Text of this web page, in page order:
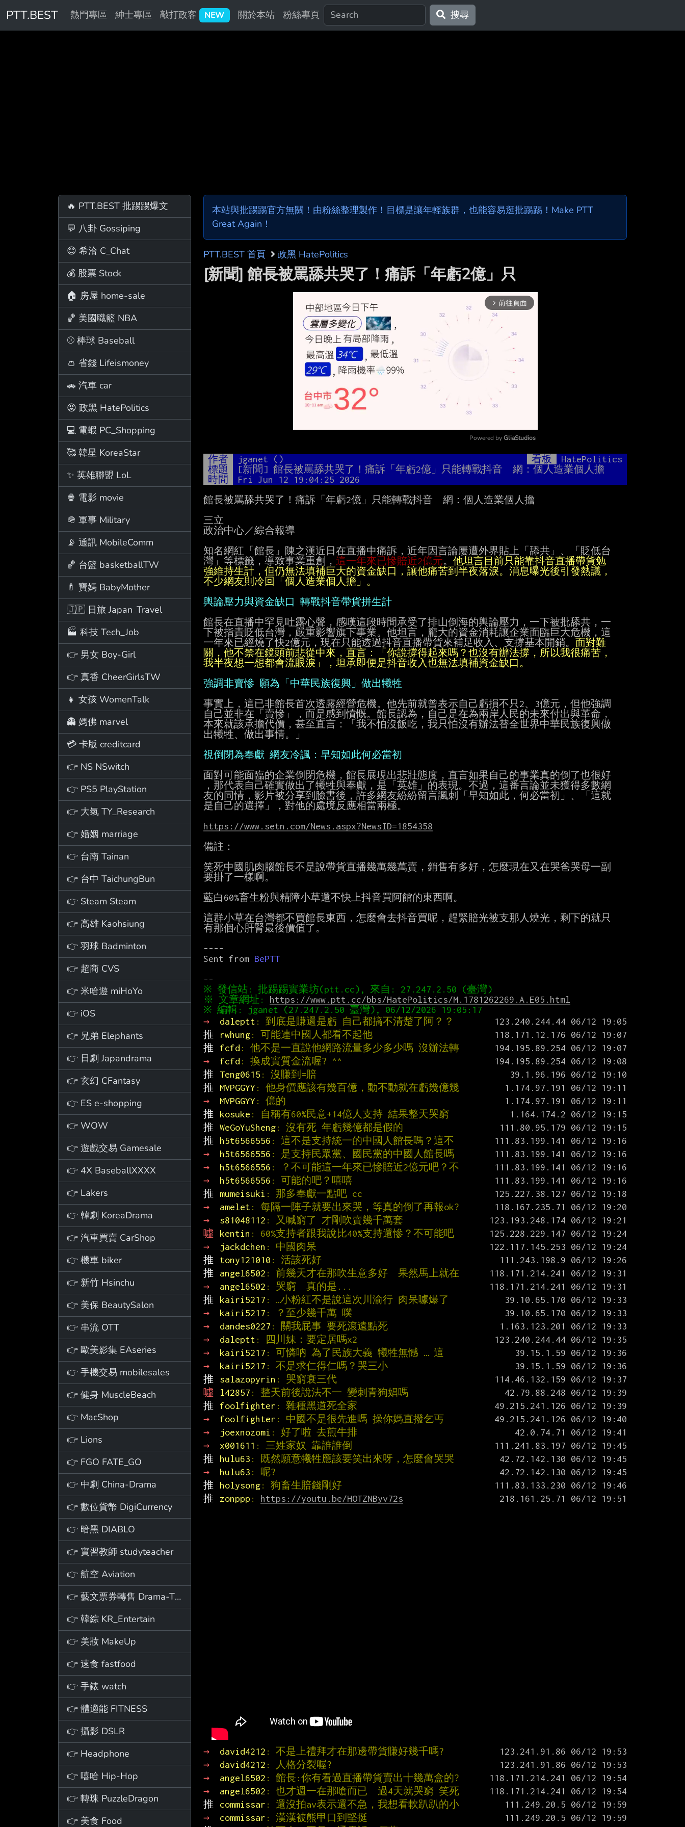
PTT.BEST 熱門專區 紳士專區 敲打政客 NEW 關於本站 粉絲專頁 搜尋
🔥 PTT.BEST 批踢踢爆文
💬 八卦 Gossiping
😊 希洽 C_Chat
💰 股票 Stock
🏠 房屋 home-sale
🏀 美國職籃 NBA
⚾ 棒球 Baseball
👛 省錢 Lifeismoney
🚗 汽車 car
😡 政黑 HatePolitics
💻 電蝦 PC_Shopping
🥰 韓星 KoreaStar
✨ 英雄聯盟 LoL
🍿 電影 movie
🪖 軍事 Military
📡 通訊 MobileComm
🏀 台籃 basketballTW
🍼 寶媽 BabyMother
🇯🇵 日旅 Japan_Travel
🏭 科技 Tech_Job
👉 男女 Boy-Girl
👉 真香 CheerGirlsTW
👧 女孩 WomenTalk
👻 媽佛 marvel
💳 卡版 creditcard
👉 NS NSwitch
👉 PS5 PlayStation
👉 大氣 TY_Research
👉 婚姻 marriage
👉 台南 Tainan
👉 台中 TaichungBun
👉 Steam Steam
👉 高雄 Kaohsiung
👉 羽球 Badminton
👉 超商 CVS
👉 米哈遊 miHoYo
👉 iOS
👉 兄弟 Elephants
👉 日劇 Japandrama
👉 玄幻 CFantasy
👉 ES e-shopping
👉 WOW
👉 遊戲交易 Gamesale
👉 4X BaseballXXXX
👉 Lakers
👉 韓劇 KoreaDrama
👉 汽車買賣 CarShop
👉 機車 biker
👉 新竹 Hsinchu
👉 美保 BeautySalon
👉 串流 OTT
👉 歐美影集 EAseries
👉 手機交易 mobilesales
👉 健身 MuscleBeach
👉 MacShop
👉 Lions
👉 FGO FATE_GO
👉 中劇 China-Drama
👉 數位貨幣 DigiCurrency
👉 暗黑 DIABLO
👉 實習教師 studyteacher
👉 航空 Aviation
👉 藝文票券轉售 Drama-Ticket
👉 韓綜 KR_Entertain
👉 美妝 MakeUp
👉 速食 fastfood
👉 手錶 watch
👉 體適能 FITNESS
👉 攝影 DSLR
👉 Headphone
👉 嘻哈 Hip-Hop
👉 轉珠 PuzzleDragon
👉 美食 Food
本站與批踢踢官方無關！由粉絲整理製作！目標是讓年輕族群，也能容易逛批踢踢！Make PTT
Great Again！
PTT.BEST 首頁 政黑 HatePolitics
[新聞] 館長被罵舔共哭了！痛訴「年虧2億」只
arrow_forward_ios 前往頁面
Mute
Powered by GliaStudios
作者 jganet () 看板
HatePolitics
標題
[新聞] 館長被罵舔共哭了！痛訴「年虧2億」只能轉戰抖音　網：個人造業個人擔
時間
Fri Jun 12 19:04:25 2026
館長被罵舔共哭了！痛訴「年虧2億」只能轉戰抖音　網：個人造業個人擔
三立
政治中心／綜合報導
知名網紅「館長」陳之漢近日在直播中痛訴，近年因言論屢遭外界貼上「舔共」、「貶低台
灣」等標籤，導致事業重創， 這一年來已慘賠近2億元。 他坦言目前只能靠抖音直播帶貨勉
不少網友則冷回「個人造業個人擔」。
輿論壓力與資金缺口 轉戰抖音帶貨拼生計
館長在直播中罕見吐露心聲，感嘆這段時間承受了排山倒海的輿論壓力，一下被批舔共，一
下被指責貶低台灣，嚴重影響旗下事業。他坦言，龐大的資金消耗讓企業面臨巨大危機，這
一年來已經燒了快2億元，現在只能透過抖音直播帶貨來補足收入、支撐基本開銷。 面對難
我半夜想一想都會流眼淚」，坦承即便是抖音收入也無法填補資金缺口。
強調非賣慘 願為「中華民族復興」做出犧牲
事實上，這已非館長首次透露經營危機。他先前就曾表示自己虧損不只2、3億元，但他強調
自己並非在「賣慘」，而是感到憤慨。館長認為，自己是在為兩岸人民的未來付出與革命，
本來就該承擔代價，甚至直言：「我不怕沒飯吃，我只怕沒有辦法替全世界中華民族復興做
出犧牲、做出事情。」
視倒閉為奉獻 網友冷諷：早知如此何必當初
面對可能面臨的企業倒閉危機，館長展現出悲壯態度，直言如果自己的事業真的倒了也很好
，那代表自己確實做出了犧牲與奉獻，是「英雄」的表現。不過，這番言論並未獲得多數網
友的同情，影片被分享到臉書後，許多網友紛紛留言諷刺「早知如此，何必當初」、「這就
是自己的選擇」，對他的處境反應相當兩極。
https://www.setn.com/News.aspx?NewsID=1854358
備註：
笑死中國肌肉腦館長不是說帶貨直播幾萬幾萬賣，銷售有多好，怎麼現在又在哭爸哭母一副
要掛了一樣啊。
藍白60%畜生粉與精障小草還不快上抖音買阿館的東西啊。
這群小草在台灣都不買館長東西，怎麼會去抖音買呢，趕緊賠光被支那人燒光，剩下的就只
有那個心肝腎最後價值了。
----
Sent from BePTT
※ 文章網址: https://www.ptt.cc/bbs/HatePolitics/M.1781262269.A.E05.html
→
daleptt : 到底是賺還是虧 自己都搞不清楚了阿？？
推
rwhung: 可能連中國人都看不起他
推
fcfd : 他不是一直說他網路流量多少多少嗎 沒辦法轉
→
fcfd : 換成實質金流喔? ^^
推
Teng0615 : 沒賺到=賠
推
MVPGGYY : 他身價應該有幾百億，動不動就在虧幾億幾
→
MVPGGYY : 億的
推
kosuke : 自稱有60%民意+14億人支持 結果整天哭窮
推 WeGoYuSheng: 沒有死 年虧幾億都是假的
推
h5t6566556 : 這不是支持統一的中國人館長嗎？這不
→
h5t6566556 : 是支持民眾黨、國民黨的中國人館長嗎
→
h5t6566556 : ？不可能這一年來已慘賠近2億元吧？不
→
h5t6566556 : 可能的吧？嘻嘻
推
mumeisuki : 那多奉獻一點吧 cc
→
amelet : 每隔一陣子就要出來哭，等真的倒了再報ok?
→
s81048112 : 又喊窮了 才剛吹賣幾千萬套
噓
kentin : 60%支持者跟我說比40%支持還慘？不可能吧
→
jackdchen : 中國肉呆
推
tony121010 : 活該死好
推
angel6502 : 前幾天才在那吹生意多好  果然馬上就在
→
angel6502 : 哭窮  真的是...
推
kairi5217 : …小粉紅不是說這次川渝行 肉呆噱爆了
→
kairi5217 : ？至少幾千萬 噗
→
dandes0227 : 關我屁事 要死滾遠點死
→
daleptt : 四川妹：要定居嗎x2
→
kairi5217 : 可憐吶 為了民族大義 犧牲無憾 … 這
→
kairi5217 : 不是求仁得仁嗎？哭三小
推
salazopyrin : 哭窮衰三代
噓
l42857 : 整天前後說法不一 變刺青狗娼嗎
推
foolfighter : 雜種黑道死全家
→
foolfighter : 中國不是很先進嗎 操你媽直撥乞丐
→
joexnozomi : 好了啦 去煎牛排
→
x001611 : 三姓家奴 靠誰誰倒
推
hulu63 : 既然願意犧牲應該要笑出來呀，怎麼會哭哭
→
hulu63 : 呢?
推
holysong: 狗畜生賠錢剛好
推
zonppp : https://youtu.be/HOTZNByv72s
→ david4212 : 不是上禮拜才在那邊帶貨賺好幾千嗎?
→
david4212 : 人格分裂喔?
→
angel6502 : 館長:你有看過直播帶貨賣出十幾萬盒的?
→
angel6502 : 也才週一在那嗆而已  過4天就哭窮 笑死
推
commissar : 還沒拍av表示還不急，我想看軟趴趴的小
→
commissar : 漢漢被熊甲口到堅挺